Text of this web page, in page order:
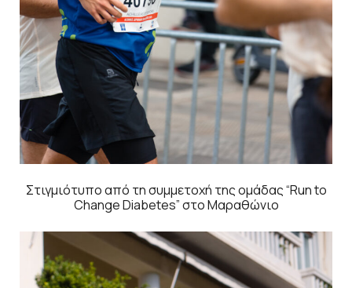
Στιγμιότυπο από τη συμμετοχή της ομάδας “Run to
Change Diabetes” στο Μαραθώνιο